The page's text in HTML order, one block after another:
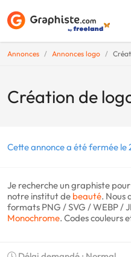
Annonces Annonces logo
Création de
Cette annonce a été fermée le
Je recherche un graphiste
notre institut de beauté. Nous
formats PNG / SVG / WEBP /
Monochrome. Codes couleurs